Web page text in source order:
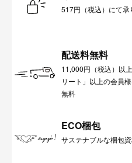
517円（税込）にて承
配送料無料
11,000円（税込）以
リート」以上の会員
無料
ECO梱包
サステナブルな梱包